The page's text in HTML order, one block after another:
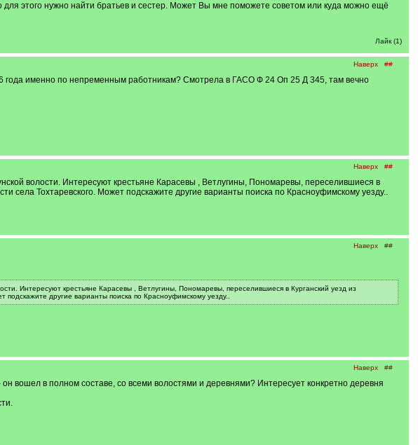
этого нужно найти братьев и сестер. Может Вы мне поможете советом или куда можно ещё
Лайк (1)
Наверх ##
года именно по непременным работникам? Смотрела в ГАСО Ф 24 Оп 25 Д 345, там вечно
Наверх ##
волости. Интересуют крестьяне Карасевы , Ветлугины, Пономаревы, переселившиеся в
села Тохтаревского. Может подскажите другие варианты поиска по Красноуфимскому уезду..
Наверх ##
Интересуют крестьяне Карасевы , Ветлугины, Пономаревы, переселившиеся в Курганский уезд из
другие варианты поиска по Красноуфимскому уезду..
Наверх ##
вошел в полном составе, со всеми волостями и деревнями? Интересует конкретно деревня